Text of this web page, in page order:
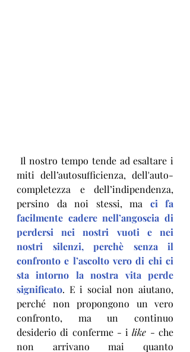
miti dell’autosufficienza, dell'auto-
completezza e dell’indipendenza,
persino da noi stessi, ma ci fa
facilmente cadere nell’angoscia di
perdersi nei nostri vuoti e nei
nostri silenzi, perchè senza il
confronto e l’ascolto vero di chi ci
sta intorno la nostra vita perde
significato. E i social non aiutano,
perché non propongono un vero
confronto, ma un continuo
desiderio di conferme - i like - che
non arrivano mai quanto